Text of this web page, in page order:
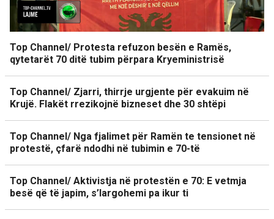
Top Channel/ Protesta refuzon besën e Ramës,
qytetarët 70 ditë tubim përpara Kryeministrisë
Top Channel/ Zjarri, thirrje urgjente për evakuim në
Krujë. Flakët rrezikojnë bizneset dhe 30 shtëpi
Top Channel/ Nga fjalimet për Ramën te tensionet në
protestë, çfarë ndodhi në tubimin e 70-të
Top Channel/ Aktivistja në protestën e 70: E vetmja
besë që të japim, s’largohemi pa ikur ti